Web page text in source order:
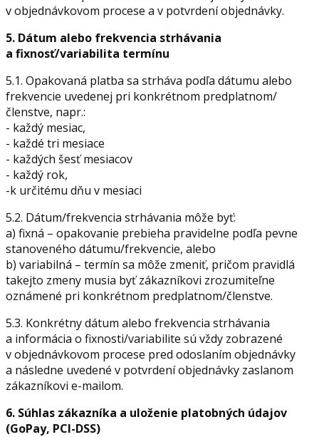
v objednávkovom procese a v potvrdení objednávky.
5. Dátum alebo frekvencia strhávania
a fixnosť/variabilita termínu
5.1. Opakovaná platba sa strháva podľa dátumu alebo
frekvencie uvedenej pri konkrétnom predplatnom/
členstve, napr.:
- každý mesiac,
- každé tri mesiace
- každých šesť mesiacov
- každý rok,
-k určitému dňu v mesiaci
5.2. Dátum/frekvencia strhávania môže byť:
a) fixná – opakovanie prebieha pravidelne podľa pevne
stanoveného dátumu/frekvencie, alebo
b) variabilná – termín sa môže zmeniť, pričom pravidlá
takejto zmeny musia byť zákazníkovi zrozumiteľne
oznámené pri konkrétnom predplatnom/členstve.
5.3. Konkrétny dátum alebo frekvencia strhávania
a informácia o fixnosti/variabilite sú vždy zobrazené
v objednávkovom procese pred odoslaním objednávky
a následne uvedené v potvrdení objednávky zaslanom
zákazníkovi e-mailom.
6. Súhlas zákazníka a uloženie platobných údajov
(GoPay, PCI-DSS)